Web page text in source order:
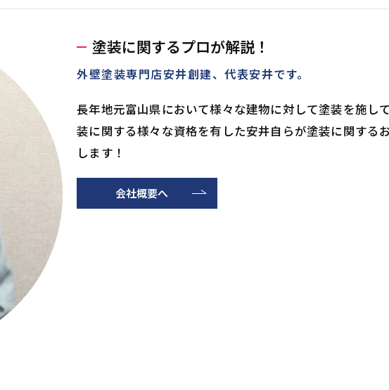
塗装に関するプロが解説！
外壁塗装専門店安井創建、代表安井です。
長年地元富山県において様々な建物に対して塗装を施し
装に関する様々な資格を有した安井自らが塗装に関する
します！
会社概要へ